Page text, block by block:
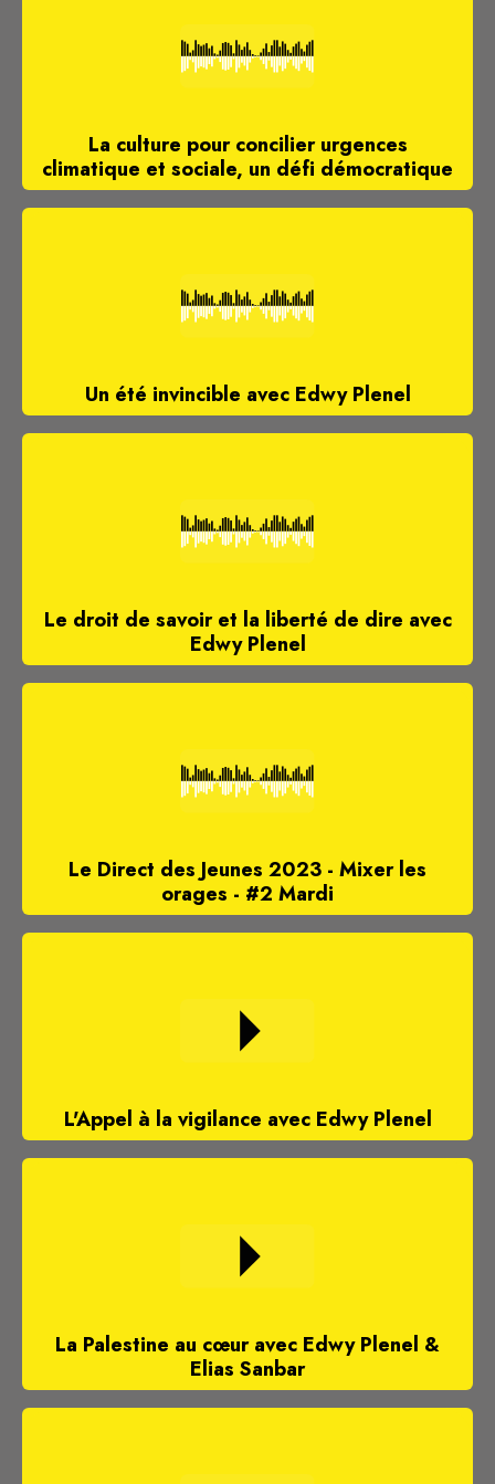
La culture pour concilier urgences
climatique et sociale, un défi démocratique
Un été invincible avec Edwy Plenel
Le droit de savoir et la liberté de dire avec
Edwy Plenel
Le Direct des Jeunes 2023 - Mixer les
orages - #2 Mardi
L'Appel à la vigilance avec Edwy Plenel
La Palestine au cœur avec Edwy Plenel &
Elias Sanbar